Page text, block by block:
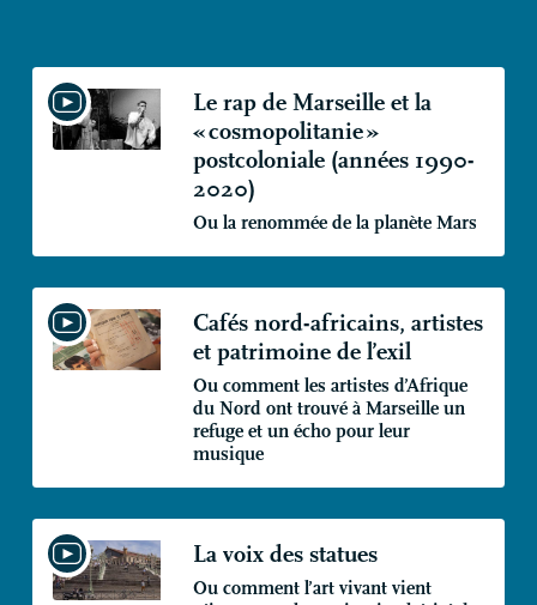
Le rap de Marseille et la
«cosmopolitanie»
postcoloniale (années 1990-
2020)
Ou la renommée de la planète Mars
Cafés nord-africains, artistes
et patrimoine de l’exil
Ou comment les artistes d’Afrique
du Nord ont trouvé à Marseille un
refuge et un écho pour leur
musique
La voix des statues
Ou comment l’art vivant vient